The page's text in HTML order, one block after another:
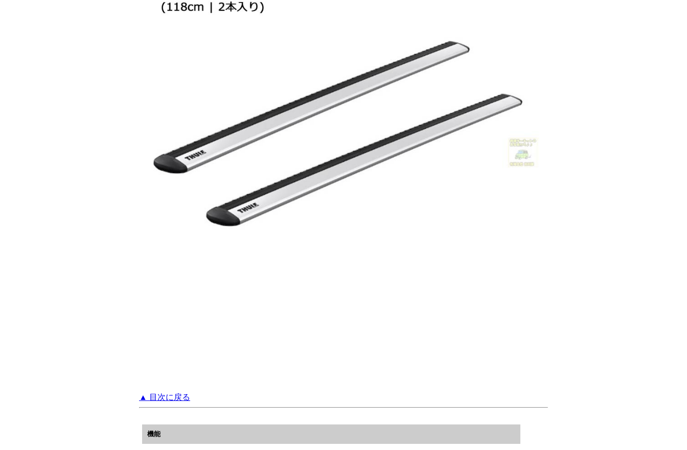
▲ 目次に戻る
機能